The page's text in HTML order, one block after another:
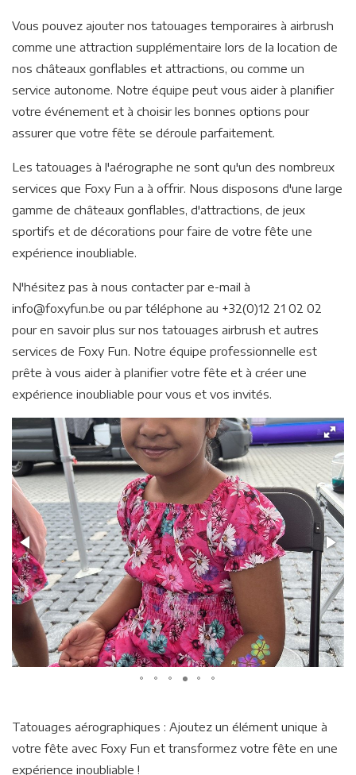
Vous pouvez ajouter nos tatouages temporaires à airbrush
comme une attraction supplémentaire lors de la location de
nos châteaux gonflables et attractions, ou comme un
service autonome. Notre équipe peut vous aider à planifier
votre événement et à choisir les bonnes options pour
assurer que votre fête se déroule parfaitement.
Les tatouages à l'aérographe ne sont qu'un des nombreux
services que Foxy Fun a à offrir. Nous disposons d'une large
gamme de châteaux gonflables, d'attractions, de jeux
sportifs et de décorations pour faire de votre fête une
expérience inoubliable.
N'hésitez pas à nous contacter par e-mail à
info@foxyfun.be ou par téléphone au +32(0)12 21 02 02
pour en savoir plus sur nos tatouages airbrush et autres
services de Foxy Fun. Notre équipe professionnelle est
prête à vous aider à planifier votre fête et à créer une
expérience inoubliable pour vous et vos invités.
Tatouages aérographiques : Ajoutez un élément unique à
votre fête avec Foxy Fun et transformez votre fête en une
expérience inoubliable !